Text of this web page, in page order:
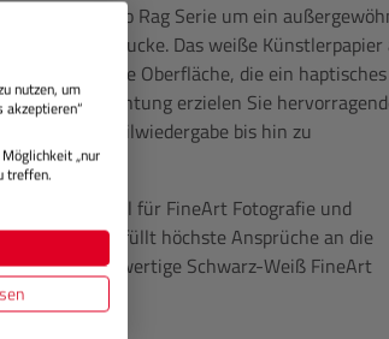
die Photo Rag Serie um ein
Inkjet-Drucke. Das weiße Künstlerpapier
strukturierte Oberfläche, die ein haptisches
Beschichtung erzielen Sie
präzise Detailwiedergabe bis hin zu
und ideal für FineArt Fotografie und
Papier erfüllt höchste Ansprüche an die
für hochwertige Schwarz-Weiß FineArt
nutzen, um
akzeptieren“
„nur
treffen.